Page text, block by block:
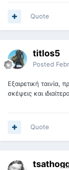
Quote
titlos5
Posted
Εξαιρετική ταινία,
σκέψεις και
Quote